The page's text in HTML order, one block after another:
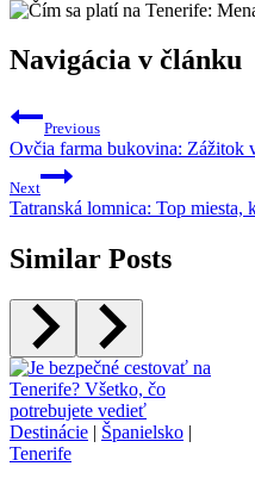
Navigácia v článku
Previous
Ovčia farma bukovina: Zážitok
Next
Tatranská lomnica: Top miesta,
Similar Posts
Destinácie | Španielsko |
Tenerife